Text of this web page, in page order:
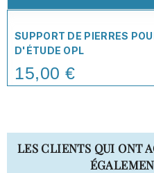
SUPPORT DE PIERRES
D'ÉTUDE OPL
Price
15,00 €
LES CLIENTS QUI ONT